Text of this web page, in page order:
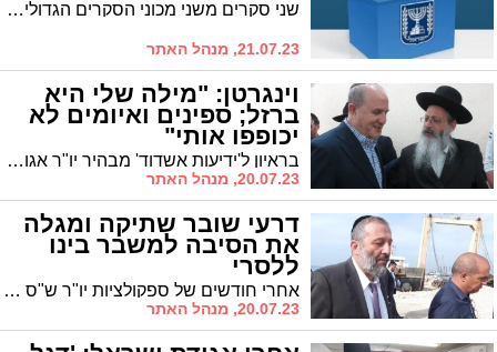
שני סקרים משני מכוני הסקרים הגדולים בישראל, הגיעו השבוע לידי אתר 'אשדוד נט' - של מכון סמית והשני של מנו גבע. מה ניתן ללמוד מהם?
21.07.23, מנהל האתר
וינגרטן: "מילה שלי היא
ברזל; ספינים ואיומים לא
יכופפו אותי"
בראיון ל'ידיעות אשדוד' מבהיר יו"ר אגו"י, הרב יחיאל וינגרטן, כי הוא אינו נסוג בו מהתמיכה בלסרי זאת למרות ריצתו של אמסלם. "מילה שלי היא ברזל"
20.07.23, מנהל האתר
דרעי שובר שתיקה ומגלה
את הסיבה למשבר בינו
ללסרי
אחרי חודשים של ספקולציות יו"ר ש"ס הרב דרעי שובר שתיקה ומבהיר כי בניגוד לשמועות הוא זה שעומד מאחורי הסיבה לאי התמיכה הש"סית ברה"ע ד"ר לסרי ומסביר כי מקורה ב"אכזבה שאחרי הבחירות הקודמות". עם זאת דרעי עדיין לא שורף את הגשרים * ניתוח פוליטי
20.07.23, מנהל האתר